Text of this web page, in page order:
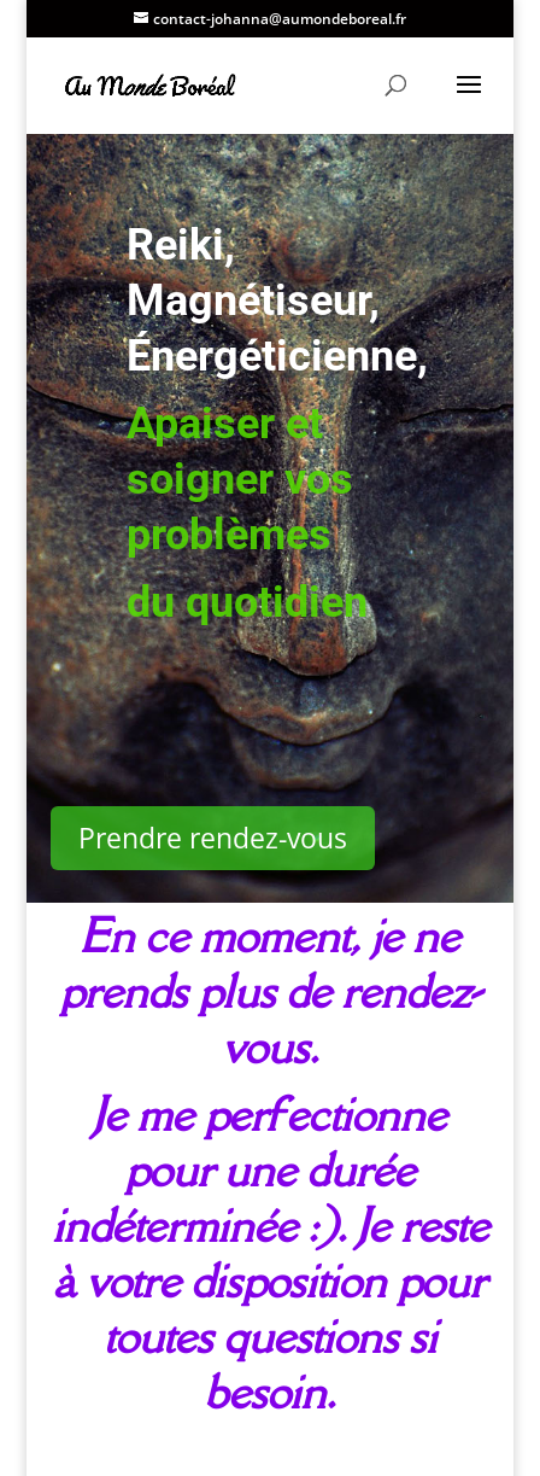
contact-johanna@aumondeboreal.fr
Reiki,
Magnétiseur,
Énergéticienne,
Apaiser et
soigner vos
problèmes
du quotidien
Prendre rendez-vous
En ce moment, je ne
prends plus de rendez-
vous.
Je me perfectionne
pour une durée
indéterminée :).Je reste
à votre disposition pour
toutes questions si
besoin.